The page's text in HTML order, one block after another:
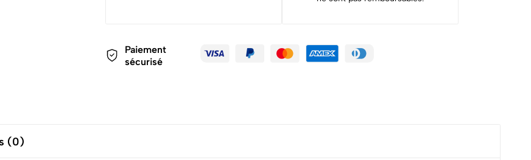
Paiement
sécurisé
(0)